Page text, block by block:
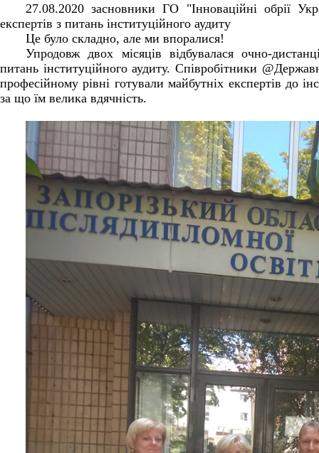
27.08.2020 засновники ГО "Інноваційні обрії
експертів з питань інституційного аудиту
Це було складно, але ми впоралися!
Упродовж двох місяців відбувалася очно-
питань інституційного аудиту. Співробітники
професійному рівні готували майбутніх експертів до
за що їм велика вдячність.